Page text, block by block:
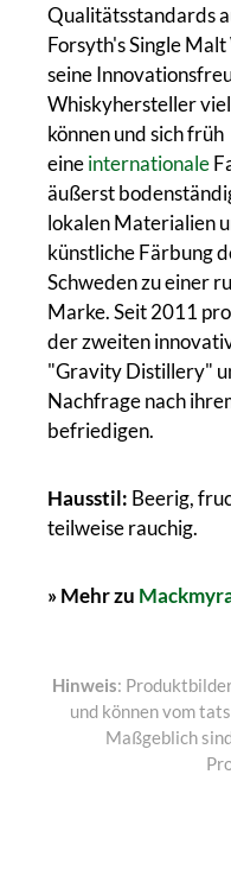
Qualitätsstandards
Forsyth's Single
seine
Whiskyhersteller
können und sich früh
eineinternationale
äußerst
lokalen Materialien
künstliche Färbung
Schweden zu einer
Marke. Seit 2011
der zweiten
"Gravity Distillery"
Nachfrage nach
befriedigen.
Hausstil: Beerig,
teilweise rauchig.
» Mehr zu
Hinweis:
und können vom
Maßgeblich